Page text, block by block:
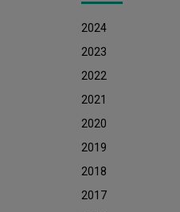
2024
2023
2022
2021
2020
2019
2018
2017